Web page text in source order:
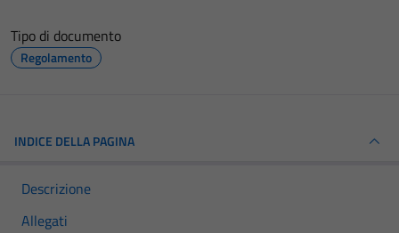
Tipo di documento
Regolamento
INDICE DELLA PAGINA
Descrizione
Allegati